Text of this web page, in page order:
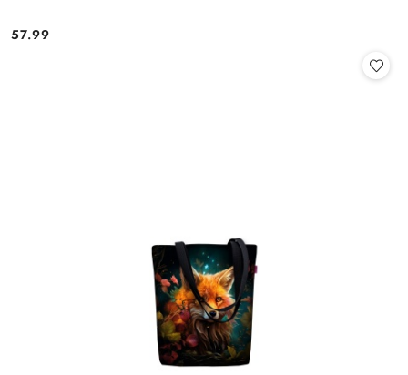
Cena:
57.99